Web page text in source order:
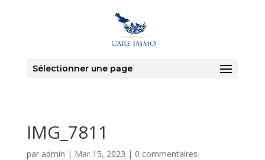
Sélectionner une page
IMG_7811
par admin | Mar 15, 2023 | 0 commentaires